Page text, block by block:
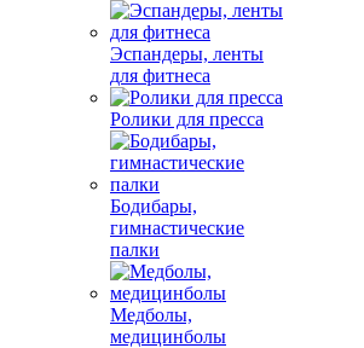
Эспандеры, ленты
для фитнеса
Ролики для пресса
Бодибары,
гимнастические
палки
Медболы,
медицинболы